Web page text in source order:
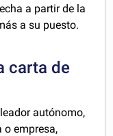
a partir de la
a su puesto.
carta de
autónomo,
o empresa,